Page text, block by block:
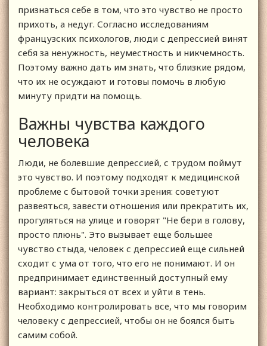
признаться себе в том, что это чувство не просто
прихоть, а недуг. Согласно исследованиям
французских психологов, люди с депрессией винят
себя за ненужность, неуместность и никчемность.
Поэтому важно дать им знать, что близкие рядом,
что их не осуждают и готовы помочь в любую
минуту придти на помощь.
Важны чувства каждого
человека
Люди, не болевшие депрессией, с трудом поймут
это чувство. И поэтому подходят к медицинской
проблеме с бытовой точки зрения: советуют
развеяться, завести отношения или прекратить их,
прогуляться на улице и говорят "Не бери в голову,
просто плюнь". Это вызывает еще большее
чувство стыда, человек с депрессией еще сильней
сходит с ума от того, что его не понимают. И он
предпринимает единственный доступный ему
вариант: закрыться от всех и уйти в тень.
Необходимо контролировать все, что мы говорим
человеку с депрессией, чтобы он не боялся быть
самим собой.